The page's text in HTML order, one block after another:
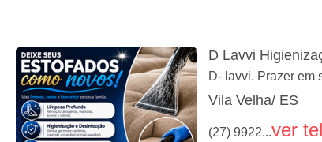
D Lavvi
D- lavvi. Prazer em
Vila Velha/ ES
(27) 9922...ver